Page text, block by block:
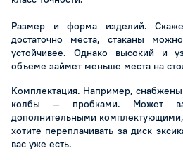
Размер и форма изделий.
достаточно места, стаканы
устойчивее. Однако высокий и
объеме займет меньше места на
Комплектация. Например,
колбы — пробками. Может
дополнительными
хотите переплачивать за диск
вас уже есть.